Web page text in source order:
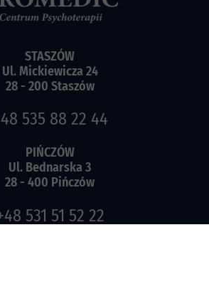
531 51 52 22
535 88 22 44
PIŃCZÓW
Ul. Bednarska 3
28 - 400 Pińczów
STASZÓW
Ul. Mickiewicza 24
28 - 200 Staszów